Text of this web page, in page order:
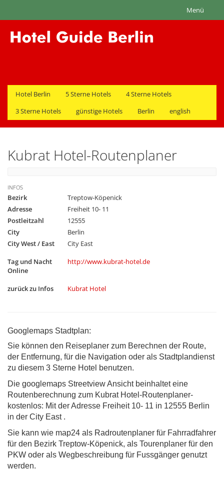
Menü
Hotel Berlin 5 Sterne Hotels
4 Sterne Hotels
3 Sterne Hotels
günstige Hotels Berlin english
Kubrat Hotel-Routenplaner
INFOS
Bezirk
Treptow-Köpenick
Adresse
Freiheit 10- 11
Postleitzahl
12555
City
Berlin
City West / East
City East
Tag und Nacht
Online
http://www.kubrat-hotel.de
zurück zu Infos Kubrat Hotel
Googlemaps Stadtplan:
Sie können den Reiseplaner zum Berechnen der Route,
der Entfernung, für die Navigation oder als Stadtplandienst
zu diesem 3 Sterne Hotel benutzen.
Die googlemaps Streetview Ansicht beinhaltet eine
Routenberechnung zum Kubrat Hotel-Routenplaner-
kostenlos: Mit der Adresse Freiheit 10- 11 in 12555 Berlin
in der City East .
Sie kann wie map24 als Radroutenplaner für Fahrradfahrer
für den Bezirk Treptow-Köpenick, als Tourenplaner für den
PKW oder als Wegbeschreibung für Fussgänger genutzt
werden.